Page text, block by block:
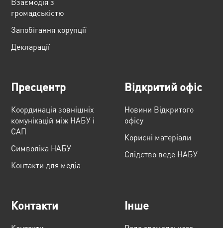
громадськістю
Запобігання корупції
Декларації
Пресцентр
Координація зовнішніх
комунікацій між НАБУ і
САП
Cимволіка НАБУ
Контакти для медіа
Відкритий офіс
Новини Відкритого
офісу
Корисні матеріали
Слідство веде НАБУ
Контакти Інше